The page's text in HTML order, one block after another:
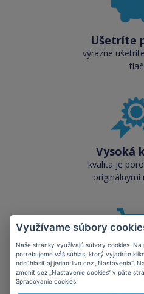
Ušetríte
výrazne
tlač
Vysoká
kvalita je
originálnymi
Skladom
Využívame súbory
Naše stránky využívajú súbory cookies.
potrebujeme váš súhlas, ktorý vyjadríte
odsúhlasiť aj jednotlivo cez „Nastavenia“.
zmeniť cez „Nastavenie cookies“ v päte
Spracovanie cookies